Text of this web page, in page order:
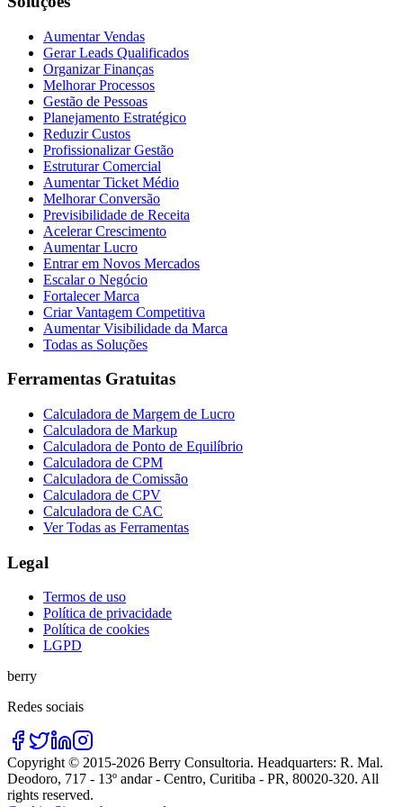
Aumentar Vendas
Gerar Leads Qualificados
Organizar Finanças
Melhorar Processos
Gestão de Pessoas
Planejamento Estratégico
Reduzir Custos
Profissionalizar Gestão
Estruturar Comercial
Aumentar Ticket Médio
Melhorar Conversão
Previsibilidade de Receita
Acelerar Crescimento
Aumentar Lucro
Entrar em Novos Mercados
Escalar o Negócio
Fortalecer Marca
Criar Vantagem Competitiva
Aumentar Visibilidade da Marca
Todas as Soluções
Ferramentas Gratuitas
Calculadora de Margem de Lucro
Calculadora de Markup
Calculadora de Ponto de Equilíbrio
Calculadora de CPM
Calculadora de Comissão
Calculadora de CPV
Calculadora de CAC
Ver Todas as Ferramentas
Legal
Termos de uso
Política de privacidade
Política de cookies
LGPD
berry
Redes sociais
Copyright © 2015-2026 Berry Consultoria. Headquarters: R. Mal.
Deodoro, 717 - 13º andar - Centro, Curitiba - PR, 80020-320. All
rights reserved.